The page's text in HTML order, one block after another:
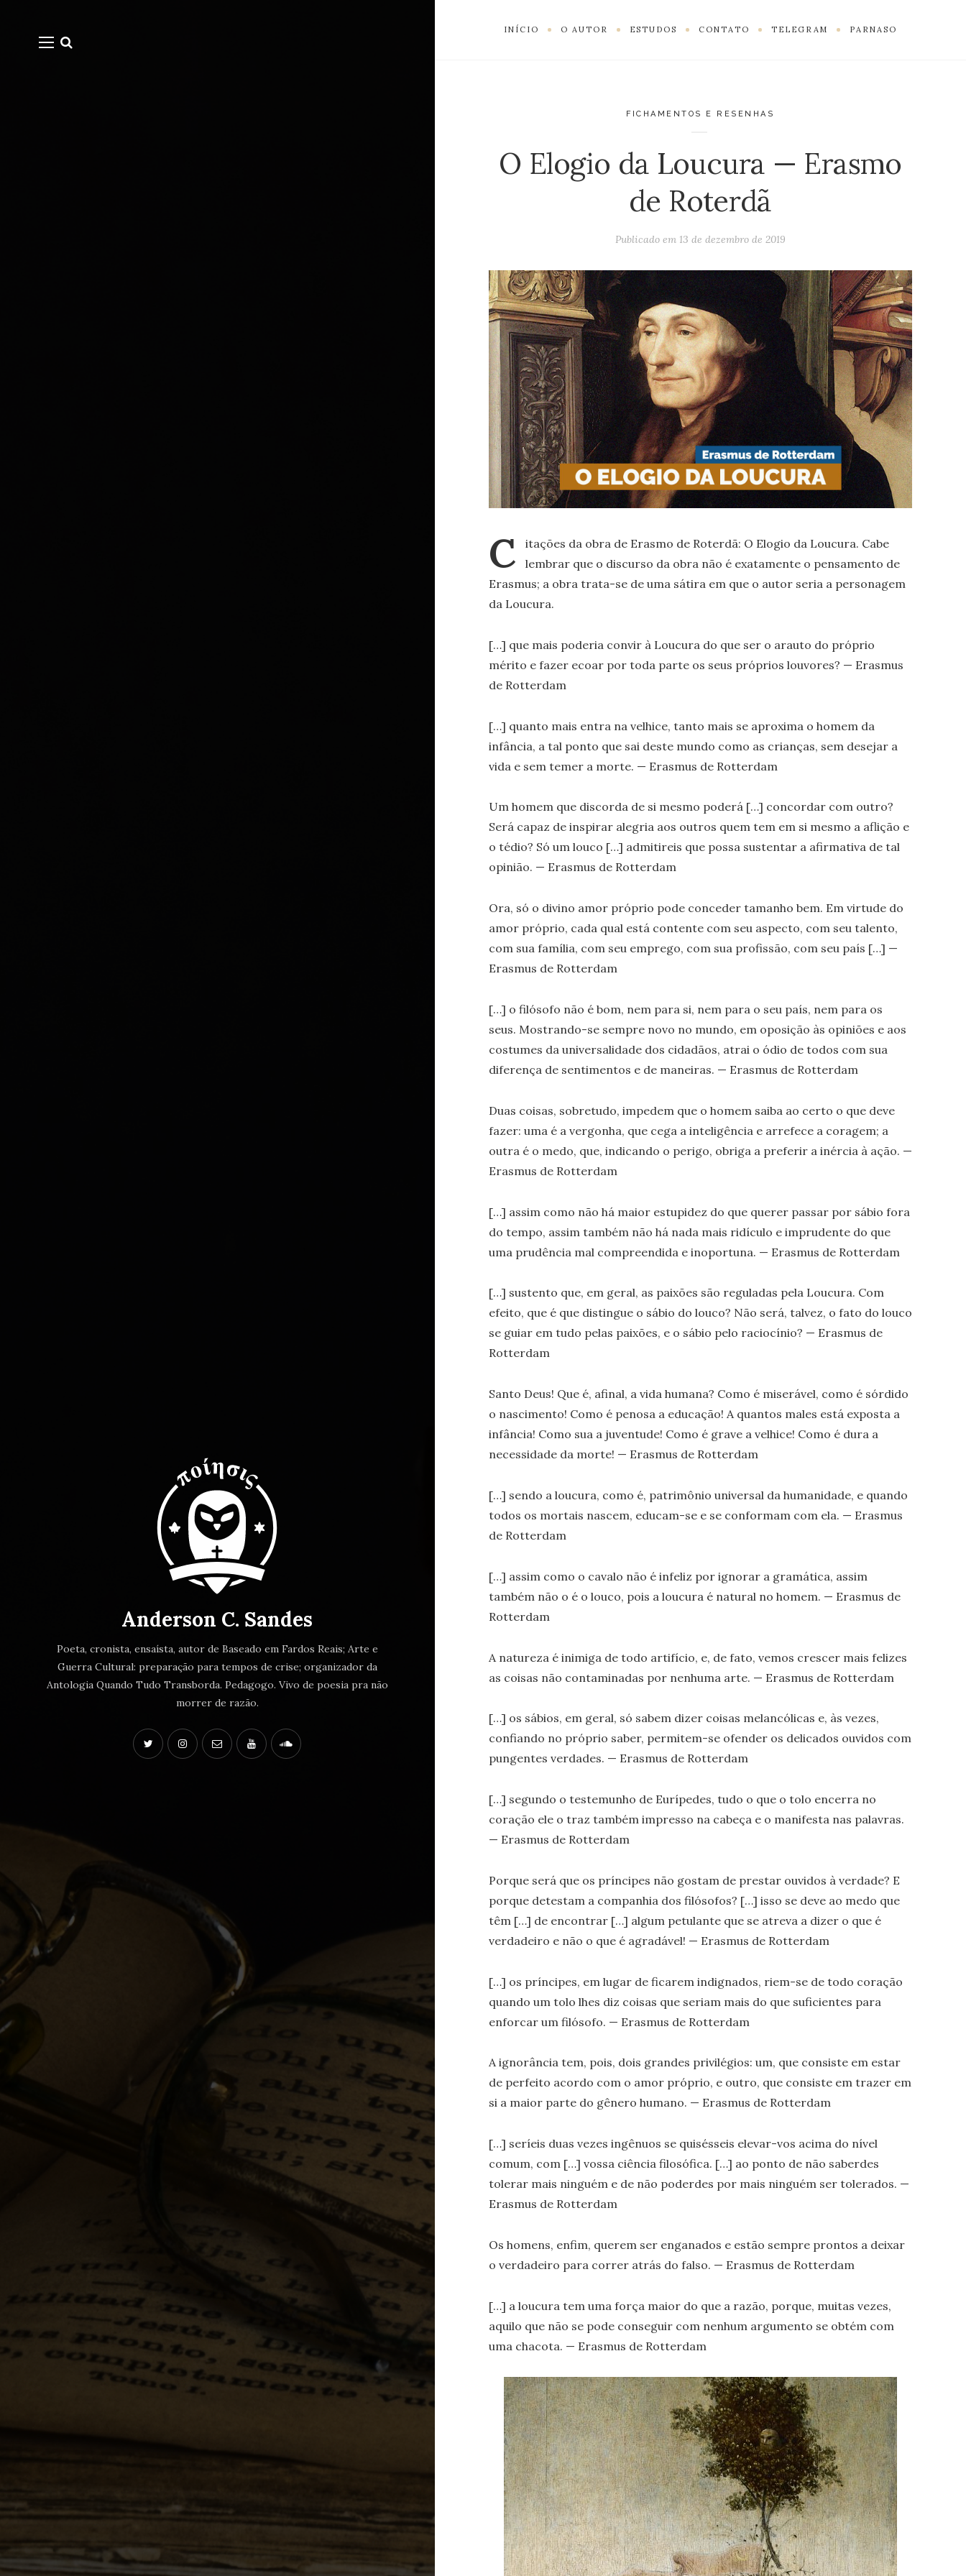
Anderson C. Sandes
Poeta, cronista, ensaísta, autor de Baseado em Fardos Reais; Arte e
Guerra Cultural: preparação para tempos de crise; organizador da
Antologia Quando Tudo Transborda. Pedagogo. Vivo de poesia pra não
morrer de razão.
INÍCIO O AUTOR ESTUDOS CONTATO TELEGRAM PARNASO
FICHAMENTOS E RESENHAS
O Elogio da Loucura — Erasmo
de Roterdã
Publicado em 13 de dezembro de 2019
C
itações da obra de Erasmo de Roterdã: O Elogio da Loucura. Cabe
lembrar que o discurso da obra não é exatamente o pensamento de
Erasmus; a obra trata-se de uma sátira em que o autor seria a personagem
da Loucura.
[…] que mais poderia convir à Loucura do que ser o arauto do próprio
mérito e fazer ecoar por toda parte os seus próprios louvores? — Erasmus
de Rotterdam
[…] quanto mais entra na velhice, tanto mais se aproxima o homem da
infância, a tal ponto que sai deste mundo como as crianças, sem desejar a
vida e sem temer a morte. — Erasmus de Rotterdam
Um homem que discorda de si mesmo poderá […] concordar com outro?
Será capaz de inspirar alegria aos outros quem tem em si mesmo a aflição e
o tédio? Só um louco […] admitireis que possa sustentar a afirmativa de tal
opinião. — Erasmus de Rotterdam
Ora, só o divino amor próprio pode conceder tamanho bem. Em virtude do
amor próprio, cada qual está contente com seu aspecto, com seu talento,
com sua família, com seu emprego, com sua profissão, com seu país […] —
Erasmus de Rotterdam
[…] o filósofo não é bom, nem para si, nem para o seu país, nem para os
seus. Mostrando-se sempre novo no mundo, em oposição às opiniões e aos
costumes da universalidade dos cidadãos, atrai o ódio de todos com sua
diferença de sentimentos e de maneiras. — Erasmus de Rotterdam
Duas coisas, sobretudo, impedem que o homem saiba ao certo o que deve
fazer: uma é a vergonha, que cega a inteligência e arrefece a coragem; a
outra é o medo, que, indicando o perigo, obriga a preferir a inércia à ação. —
Erasmus de Rotterdam
[…] assim como não há maior estupidez do que querer passar por sábio fora
do tempo, assim também não há nada mais ridículo e imprudente do que
uma prudência mal compreendida e inoportuna. — Erasmus de Rotterdam
[…] sustento que, em geral, as paixões são reguladas pela Loucura. Com
efeito, que é que distingue o sábio do louco? Não será, talvez, o fato do louco
se guiar em tudo pelas paixões, e o sábio pelo raciocínio? — Erasmus de
Rotterdam
Santo Deus! Que é, afinal, a vida humana? Como é miserável, como é sórdido
o nascimento! Como é penosa a educação! A quantos males está exposta a
infância! Como sua a juventude! Como é grave a velhice! Como é dura a
necessidade da morte! — Erasmus de Rotterdam
[…] sendo a loucura, como é, patrimônio universal da humanidade, e quando
todos os mortais nascem, educam-se e se conformam com ela. — Erasmus
de Rotterdam
[…] assim como o cavalo não é infeliz por ignorar a gramática, assim
também não o é o louco, pois a loucura é natural no homem. — Erasmus de
Rotterdam
A natureza é inimiga de todo artifício, e, de fato, vemos crescer mais felizes
as coisas não contaminadas por nenhuma arte. — Erasmus de Rotterdam
[…] os sábios, em geral, só sabem dizer coisas melancólicas e, às vezes,
confiando no próprio saber, permitem-se ofender os delicados ouvidos com
pungentes verdades. — Erasmus de Rotterdam
[…] segundo o testemunho de Eurípedes, tudo o que o tolo encerra no
coração ele o traz também impresso na cabeça e o manifesta nas palavras.
— Erasmus de Rotterdam
Porque será que os príncipes não gostam de prestar ouvidos à verdade? E
porque detestam a companhia dos filósofos? […] isso se deve ao medo que
têm […] de encontrar […] algum petulante que se atreva a dizer o que é
verdadeiro e não o que é agradável! — Erasmus de Rotterdam
[…] os príncipes, em lugar de ficarem indignados, riem-se de todo coração
quando um tolo lhes diz coisas que seriam mais do que suficientes para
enforcar um filósofo. — Erasmus de Rotterdam
A ignorância tem, pois, dois grandes privilégios: um, que consiste em estar
de perfeito acordo com o amor próprio, e outro, que consiste em trazer em
si a maior parte do gênero humano. — Erasmus de Rotterdam
[…] seríeis duas vezes ingênuos se quisésseis elevar-vos acima do nível
comum, com […] vossa ciência filosófica. […] ao ponto de não saberdes
tolerar mais ninguém e de não poderdes por mais ninguém ser tolerados. —
Erasmus de Rotterdam
Os homens, enfim, querem ser enganados e estão sempre prontos a deixar
o verdadeiro para correr atrás do falso. — Erasmus de Rotterdam
[…] a loucura tem uma força maior do que a razão, porque, muitas vezes,
aquilo que não se pode conseguir com nenhum argumento se obtém com
uma chacota. — Erasmus de Rotterdam